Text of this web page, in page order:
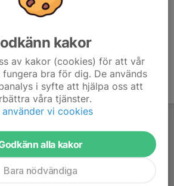
kakor
av kakor (cookies) för att vår
bra för dig. De används
i syfte att hjälpa oss att
våra tjänster.
använder vi cookies
alla kakor
Bara nödvändiga